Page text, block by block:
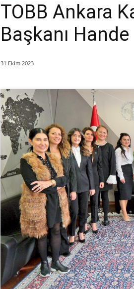
TOBB Ankara
Başkanı
31 Ekim 2023